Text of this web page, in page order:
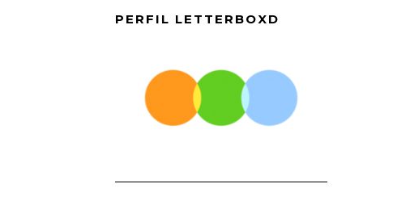
PERFIL LETTERBOXD